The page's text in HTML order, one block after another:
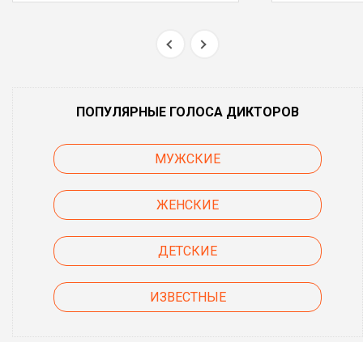
ПОПУЛЯРНЫЕ ГОЛОСА ДИКТОРОВ
МУЖСКИЕ
ЖЕНСКИЕ
ДЕТСКИЕ
ИЗВЕСТНЫЕ